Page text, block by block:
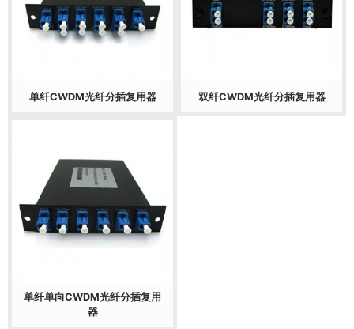
单纤CWDM光纤分插复用器 双纤CWDM光纤分插复用器
单纤单向CWDM光纤分插复用
器